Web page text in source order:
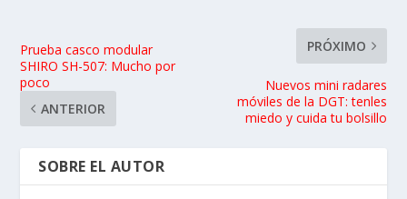
ARTÍCULOS RELACIONADOS